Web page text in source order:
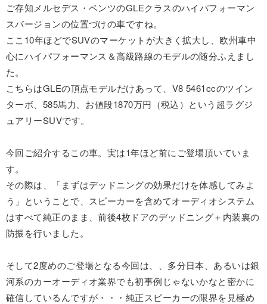
ご存知メルセデス・ベンツのGLEクラスのハイパフォーマン
スバージョンの位置づけの車ですね。
ここ10年ほどでSUVのマーケットが大きく拡大し、欧州車中
心にハイパフォーマンス＆高級路線のモデルの随分ふえまし
た。
こちらはGLEの頂点モデルだけあって、V8 5461ccのツイン
ターボ、585馬力。お値段1870万円（税込）という超ラグジ
ュアリーSUVです。
今回ご紹介するこの車。実は1年ほど前にご登場頂いていま
す。
その際は、「まずはデッドニングの効果だけを体感してみよ
う」ということで、スピーカーを含めてオーディオシステム
はすべて純正のまま、前後4枚ドアのデッドニング＋内装裏の
防振を行いました。
そして2度めのご登場となる今回は、、多分日本、あるいは銀
河系のカーオーディオ業界でも初事例じゃないかなと密かに
確信しているんですが・・・純正スピーカーの限界を見極め